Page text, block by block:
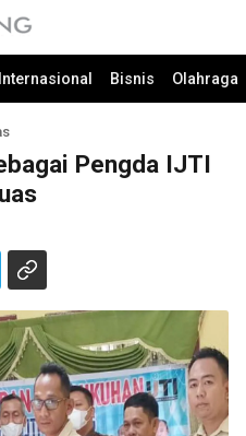
Internasional Bisnis Olahraga
Pengda IJTI